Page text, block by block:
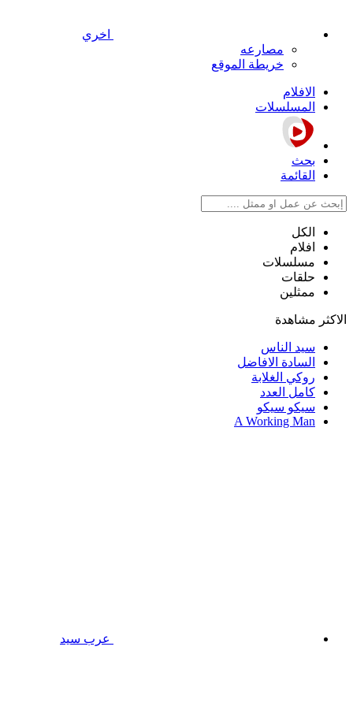
اخري
مصارعه
خريطة الموقع
الافلام
المسلسلات
بحث
القائمة
الكل
افلام
مسلسلات
حلقات
ممثلين
الاكثر مشاهدة
سيد الناس
السادة الافاضل
روكي الغلابة
كامل العدد
سيكو سيكو
A Working Man
عرب سيد